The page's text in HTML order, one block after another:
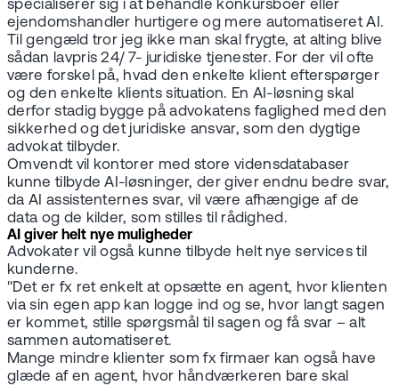
specialiserer sig i at behandle konkursboer eller
ejendomshandler hurtigere og mere automatiseret AI.
Til gengæld tror jeg ikke man skal frygte, at alting blive
sådan lavpris 24/ 7- juridiske tjenester. For der vil ofte
være forskel på, hvad den enkelte klient efterspørger
og den enkelte klients situation. En AI-løsning skal
derfor stadig bygge på advokatens faglighed med den
sikkerhed og det juridiske ansvar, som den dygtige
advokat tilbyder.
Omvendt vil kontorer med store vidensdatabaser
kunne tilbyde AI-løsninger, der giver endnu bedre svar,
da AI assistenternes svar, vil være afhængige af de
data og de kilder, som stilles til rådighed.
AI giver helt nye muligheder
Advokater vil også kunne tilbyde helt nye services til
kunderne.
"Det er fx ret enkelt at opsætte en agent, hvor klienten
via sin egen app kan logge ind og se, hvor langt sagen
er kommet, stille spørgsmål til sagen og få svar – alt
sammen automatiseret.
Mange mindre klienter som fx firmaer kan også have
glæde af en agent, hvor håndværkeren bare skal